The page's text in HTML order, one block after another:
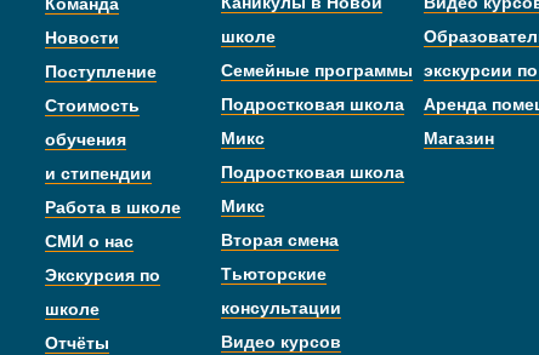
Новости
Поступление
Стоимость
обучения
и стипендии
Работа в школе
СМИ о нас
Экскурсия по
школе
Отчёты
школе
Семейные программы
Подростковая школа
Микс
Подростковая школа
Микс
Вторая смена
Тьюторские
консультации
Видео курсов
экскурсии
Аренда
Магазин